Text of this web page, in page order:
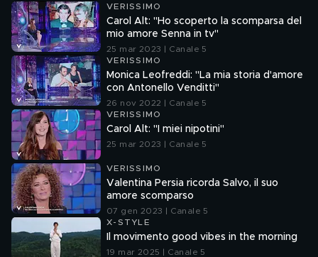
VERISSIMO
Carol Alt: "Ho scoperto la scomparsa del
mio amore Senna in tv"
25 mar 2023 | Canale 5
VERISSIMO
Monica Leofreddi: "La mia storia d'amore
con Antonello Venditti"
26 nov 2022 | Canale 5
VERISSIMO
Carol Alt: "I miei nipotini"
25 mar 2023 | Canale 5
VERISSIMO
Valentina Persia ricorda Salvo, il suo
amore scomparso
07 gen 2023 | Canale 5
X-STYLE
Il movimento good vibes in the morning
19 mar 2025 | Canale 5